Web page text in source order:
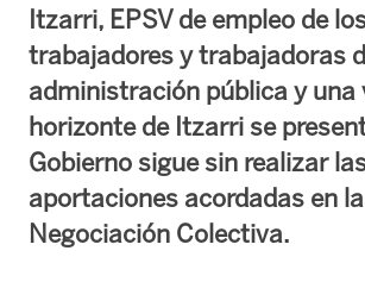
Itzarri, EPSV de empleo de
trabajadores y trabajadoras
administración pública y una
horizonte de Itzarri se
Gobierno sigue sin realizar
aportaciones acordadas en la
Negociación Colectiva.